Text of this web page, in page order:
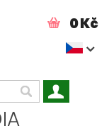
0 Kč